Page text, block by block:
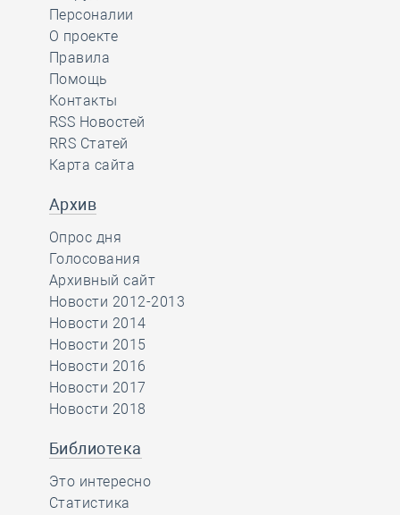
Персоналии
О проекте
Правила
Помощь
Контакты
RSS Новостей
RRS Статей
Карта сайта
Архив
Опрос дня
Голосования
Архивный сайт
Новости 2012-2013
Новости 2014
Новости 2015
Новости 2016
Новости 2017
Новости 2018
Библиотека
Это интересно
Статистика